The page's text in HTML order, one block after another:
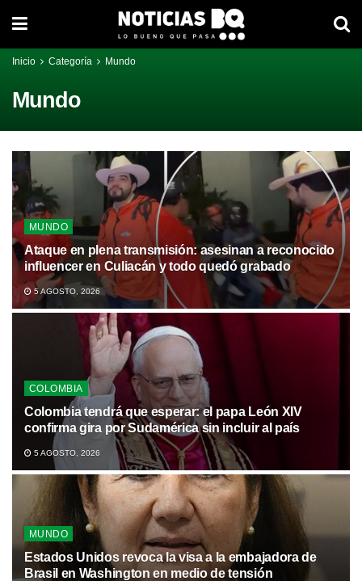
Inicio Categoría Mundo
Mundo
MUNDO
Ataque en plena transmisión: asesinan a reconocido
influencer en Culiacán y todo quedó grabado
5 AGOSTO, 2026
COLOMBIA
Colombia tendrá que esperar: el papa León XIV
confirma gira por Sudamérica sin incluir al país
5 AGOSTO, 2026
MUNDO
Estados Unidos revoca la visa a la embajadora de
Brasil en Washington en medio de tensión